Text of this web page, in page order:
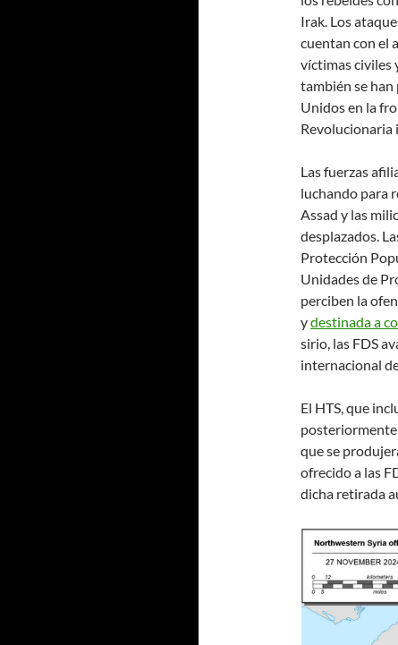
Irak. Los
cuentan con el
víctimas civiles
también se
Unidos en la
Revolucionaria
Las fuerzas
luchando para
Assad y las
desplazados.
Protección
Unidades de
perciben la
ydestinada a
sirio, las FDS
internacional
El HTS, que
posteriormente
que se
ofrecido a las
dicha retirada